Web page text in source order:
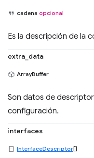
cadena opcional
Es la descripción de la
extra_data
ArrayBuffer
Son datos de
configuración.
interfaces
InterfaceDescriptor[]